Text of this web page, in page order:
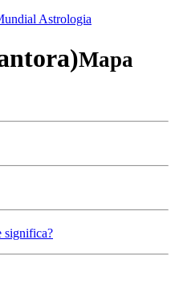
Astrologia
Mapa
significa?